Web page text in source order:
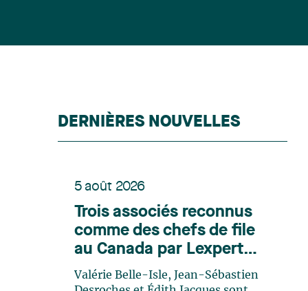
DERNIÈRES NOUVELLES
5 août 2026
Trois associés reconnus
comme des chefs de file
au Canada par Lexpert
dans son édition spéciale
en énergie
Valérie Belle-Isle, Jean-Sébastien